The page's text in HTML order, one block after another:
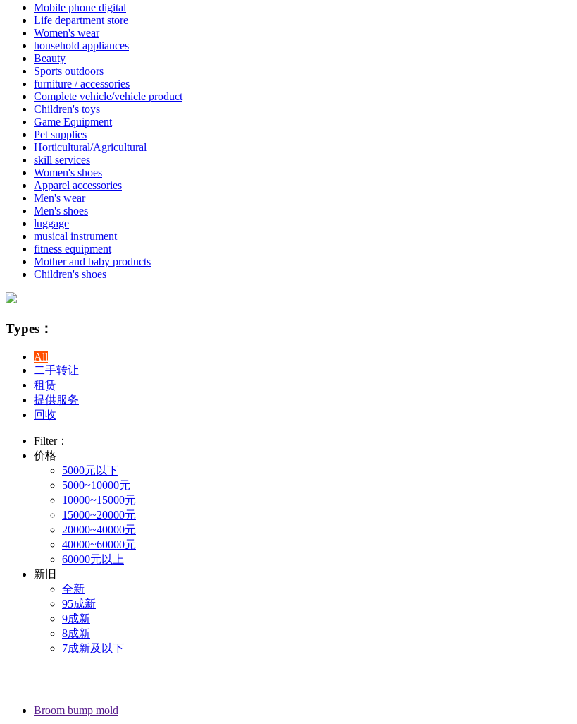
Mobile phone digital
Life department store
Women's wear
household appliances
Beauty
Sports outdoors
furniture / accessories
Complete vehicle/vehicle product
Children's toys
Game Equipment
Pet supplies
Horticultural/Agricultural
skill services
Women's shoes
Apparel accessories
Men's wear
Men's shoes
luggage
musical instrument
fitness equipment
Mother and baby products
Children's shoes
Types：
All
二手转让
租赁
提供服务
回收
Filter：
价格
5000元以下
5000~10000元
10000~15000元
15000~20000元
20000~40000元
40000~60000元
60000元以上
新旧
全新
95成新
9成新
8成新
7成新及以下
Broom bump mold